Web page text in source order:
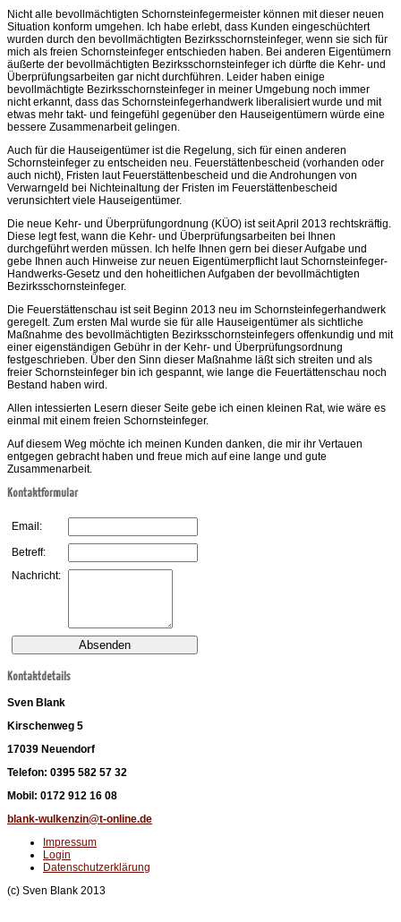
Nicht alle bevollmächtigten Schornsteinfegermeister können mit dieser neuen
Situation konform umgehen. Ich habe erlebt, dass Kunden eingeschüchtert
wurden durch den bevollmächtigten Bezirksschornsteinfeger, wenn sie sich für
mich als freien Schornsteinfeger entschieden haben. Bei anderen Eigentümern
äußerte der bevollmächtigten Bezirksschornsteinfeger ich dürfte die Kehr- und
Überprüfungsarbeiten gar nicht durchführen. Leider haben einige
bevollmächtigte Bezirksschornsteinfeger in meiner Umgebung noch immer
nicht erkannt, dass das Schornsteinfegerhandwerk liberalisiert wurde und mit
etwas mehr takt- und feingefühl gegenüber den Hauseigentümern würde eine
bessere Zusammenarbeit gelingen.
Auch für die Hauseigentümer ist die Regelung, sich für einen anderen
Schornsteinfeger zu entscheiden neu. Feuerstättenbescheid (vorhanden oder
auch nicht), Fristen laut Feuerstättenbescheid und die Androhungen von
Verwarngeld bei Nichteinaltung der Fristen im Feuerstättenbescheid
verunsichtert viele Hauseigentümer.
Die neue Kehr- und Überprüfungordnung (KÜO) ist seit April 2013 rechtskräftig.
Diese legt fest, wann die Kehr- und Überprüfungsarbeiten bei Ihnen
durchgeführt werden müssen. Ich helfe Ihnen gern bei dieser Aufgabe und
gebe Ihnen auch Hinweise zur neuen Eigentümerpflicht laut Schornsteinfeger-
Handwerks-Gesetz und den hoheitlichen Aufgaben der bevollmächtigten
Bezirksschornsteinfeger.
Die Feuerstättenschau ist seit Beginn 2013 neu im Schornsteinfegerhandwerk
geregelt. Zum ersten Mal wurde sie für alle Hauseigentümer als sichtliche
Maßnahme des bevollmächtigten Bezirksschornsteinfegers offenkundig und mit
einer eigenständigen Gebühr in der Kehr- und Überprüfungsordnung
festgeschrieben. Über den Sinn dieser Maßnahme läßt sich streiten und als
freier Schornsteinfeger bin ich gespannt, wie lange die Feuertättenschau noch
Bestand haben wird.
Allen intessierten Lesern dieser Seite gebe ich einen kleinen Rat, wie wäre es
einmal mit einem freien Schornsteinfeger.
Auf diesem Weg möchte ich meinen Kunden danken, die mir ihr Vertauen
entgegen gebracht haben und freue mich auf eine lange und gute
Zusammenarbeit.
Kontaktformular
Email:
Betreff:
Nachricht:
Kontaktdetails
Sven Blank
Kirschenweg 5
17039 Neuendorf
Telefon: 0395 582 57 32
Mobil: 0172 912 16 08
blank-wulkenzin@t-online.de
Impressum
Login
Datenschutzerklärung
(c) Sven Blank 2013